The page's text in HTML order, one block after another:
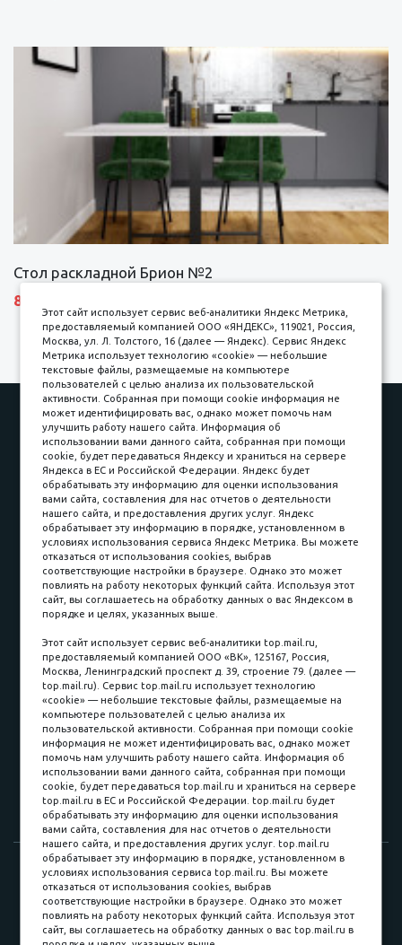
Стол раскладной Брион №2
8690 р.
Наши работы
Оплата
Доставка и сборка
Гарантии
Карьера в компании
Контакты
Принимаем к оплате
Наличные
пл. Соляная, 6, стр. 16
8 (3822) 60-70-30
8 (3822) 50-39-09
8 (3822) 22-77-68
8 (3822) 50-48-50
8 (3822) 65-42-10
© 2015-2026. Компания «Мебельный куб».
ИП Саворенко Валерий Александрович. Россия, г. Томск, пл.
Соляная, 6 стр. 16, Цокольный этаж
Этот сайт использует сервис веб-аналитики Яндекс Метрика,
предоставляемый компанией ООО «ЯНДЕКС», 119021, Россия,
Москва, ул. Л. Толстого, 16 (далее — Яндекс). Сервис Яндекс
Метрика использует технологию «cookie» — небольшие
текстовые файлы, размещаемые на компьютере
пользователей с целью анализа их пользовательской
активности. Собранная при помощи cookie информация не
может идентифицировать вас, однако может помочь нам
улучшить работу нашего сайта. Информация об
использовании вами данного сайта, собранная при помощи
cookie, будет передаваться Яндексу и храниться на сервере
Яндекса в ЕС и Российской Федерации. Яндекс будет
обрабатывать эту информацию для оценки использования
вами сайта, составления для нас отчетов о деятельности
нашего сайта, и предоставления других услуг. Яндекс
обрабатывает эту информацию в порядке, установленном в
условиях использования сервиса Яндекс Метрика. Вы можете
отказаться от использования cookies, выбрав
соответствующие настройки в браузере. Однако это может
повлиять на работу некоторых функций сайта. Используя этот
сайт, вы соглашаетесь на обработку данных о вас Яндексом в
порядке и целях, указанных выше.
Этот сайт использует сервис веб-аналитики top.mail.ru,
предоставляемый компанией ООО «ВК», 125167, Россия,
Москва, Ленинградский проспект д. 39, строение 79. (далее —
top.mail.ru). Сервис top.mail.ru использует технологию
«cookie» — небольшие текстовые файлы, размещаемые на
компьютере пользователей с целью анализа их
пользовательской активности. Собранная при помощи cookie
информация не может идентифицировать вас, однако может
помочь нам улучшить работу нашего сайта. Информация об
использовании вами данного сайта, собранная при помощи
cookie, будет передаваться top.mail.ru и храниться на сервере
top.mail.ru в ЕС и Российской Федерации. top.mail.ru будет
обрабатывать эту информацию для оценки использования
вами сайта, составления для нас отчетов о деятельности
нашего сайта, и предоставления других услуг. top.mail.ru
обрабатывает эту информацию в порядке, установленном в
условиях использования сервиса top.mail.ru. Вы можете
отказаться от использования cookies, выбрав
соответствующие настройки в браузере. Однако это может
повлиять на работу некоторых функций сайта. Используя этот
сайт, вы соглашаетесь на обработку данных о вас top.mail.ru в